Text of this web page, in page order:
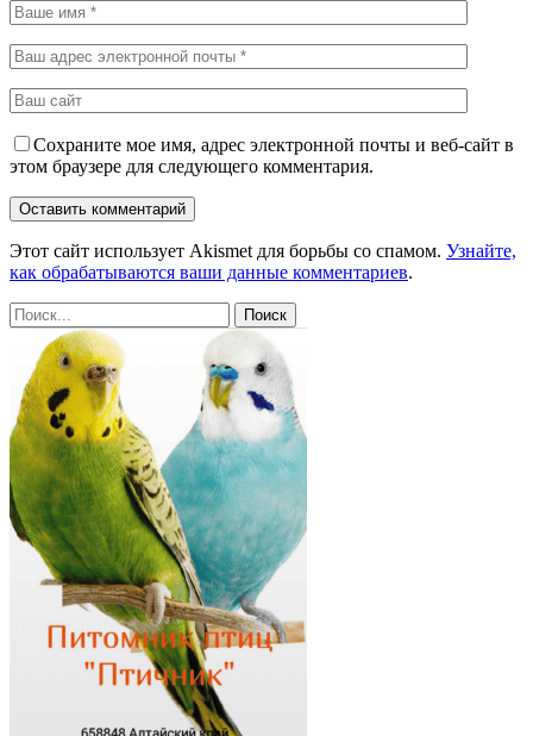
Сохраните мое имя, адрес электронной почты и веб-сайт в
этом браузере для следующего комментария.
Этот сайт использует Akismet для борьбы со спамом. Узнайте,
как обрабатываются ваши данные комментариев.